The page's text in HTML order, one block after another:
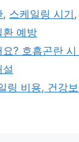
, 스케일링 시기 ,
환 예방
? 호흡곤란
링 비용, 건강